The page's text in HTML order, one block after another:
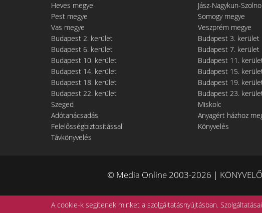
Heves megye
Jász-Nagykun-
Pest megye
Somogy megye
Vas megye
Veszprém megye
Budapest 2. kerület
Budapest 3. kerület
Budapest 6. kerület
Budapest 7. kerület
Budapest 10. kerület
Budapest 11.
Budapest 14. kerület
Budapest 15.
Budapest 18. kerület
Budapest 19.
Budapest 22. kerület
Budapest 23.
Szeged
Miskolc
Adótanácsadás
Anyagért házhoz
Felelősségbiztosítással
Könyvelés
Távkönyvelés
© Media Online 2003-2026 |
A cookie-k segítenek minket a szolgáltatásnyújtásban.